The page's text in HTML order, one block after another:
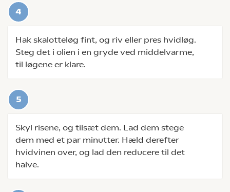
Hak skalotteløg fint, og riv eller pres hvidløg.
Steg det i olien i en gryde ved middelvarme,
til løgene er klare.
Skyl risene, og tilsæt dem. Lad dem stege
dem med et par minutter. Hæld derefter
hvidvinen over, og lad den reducere til det
halve.